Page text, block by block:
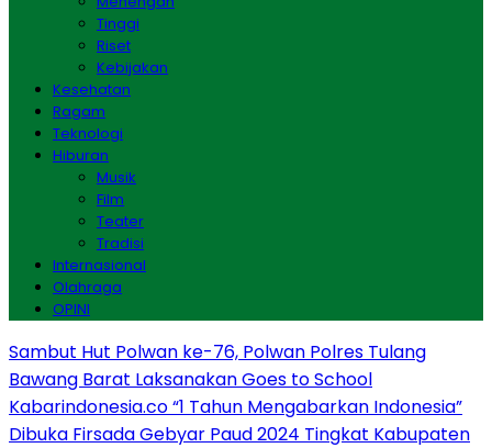
Tinggi
Riset
Kebijakan
Kesehatan
Ragam
Teknologi
Hiburan
Musik
Film
Teater
Tradisi
Internasional
Olahraga
OPINI
Sambut Hut Polwan ke-76, Polwan Polres Tulang
Bawang Barat Laksanakan Goes to School
Kabarindonesia.co “1 Tahun Mengabarkan Indonesia”
Dibuka Firsada Gebyar Paud 2024 Tingkat Kabupaten